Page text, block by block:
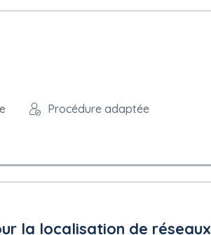
Procédure adaptée
la localisation de réseaux